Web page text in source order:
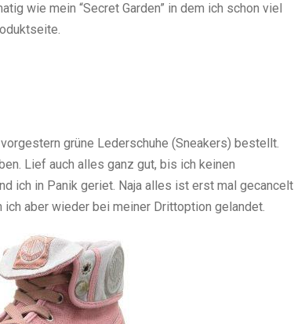
wie mein “Secret Garden” in dem ich schon viel
grüne Lederschuhe (Sneakers) bestellt.
Lief auch alles ganz gut, bis ich keinen
ich in Panik geriet. Naja alles ist erst mal gecancelt
ich aber wieder bei meiner Drittoption gelandet.